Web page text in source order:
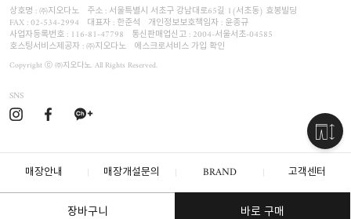
장바구니 바로 구매
상호명 : ㈜지오다노 주소 : 서울특별시 서초구 강남대로65길 1(서초동) 효봉빌딩
FAX : 02-534-2994 대표자 : 한준석 개인정보보호책임자 : 윤종규
사업자등록번호 : 116-81-47798 통신판매업신고 : 2004-서울서초-04585
호스팅서비스제공자 : ㈜지오다노 에스크로서비스 가입 확인
Copyright ⓒ ㈜지오다노. All Rights Reserved.
SNS
매장안내 매장개설문의 BRAND 고객센터